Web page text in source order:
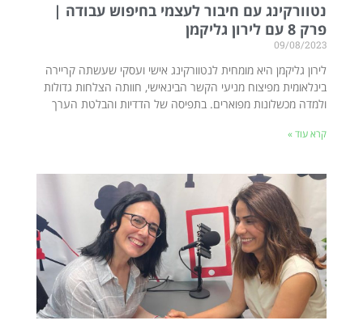
נטוורקינג עם חיבור לעצמי בחיפוש עבודה |
פרק 8 עם לירון גליקמן
09/08/2023
לירון גליקמן היא מומחית לנטוורקינג אישי ועסקי שעשתה קריירה
בינלאומית מפיצוח מניעי הקשר הבינאישי, חוותה הצלחות גדולות
ולמדה מכשלונות מפוארים. בתפיסה של הדדיות והבלטת הערך
קרא עוד »